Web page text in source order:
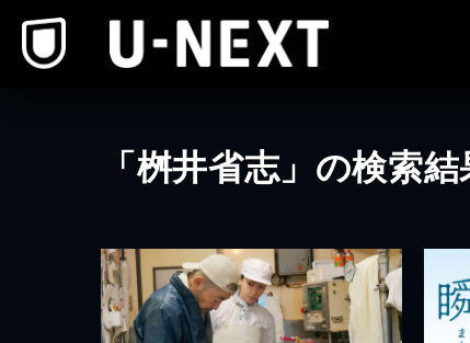
「桝井省志」の検索